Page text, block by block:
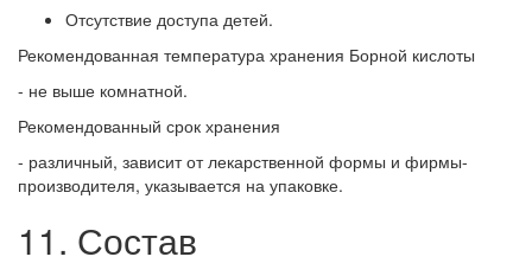
Отсутствие доступа детей.
Рекомендованная температура хранения Борной кислоты
- не выше комнатной.
Рекомендованный срок хранения
- различный, зависит от лекарственной формы и фирмы-
производителя, указывается на упаковке.
11. Состав